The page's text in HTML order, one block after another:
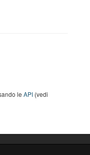
le API (vedi